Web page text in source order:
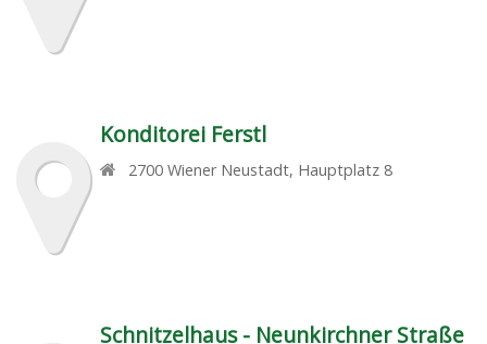
Konditorei Ferstl
2700 Wiener Neustadt, Hauptplatz 8
Schnitzelhaus - Neunkirchner Straße